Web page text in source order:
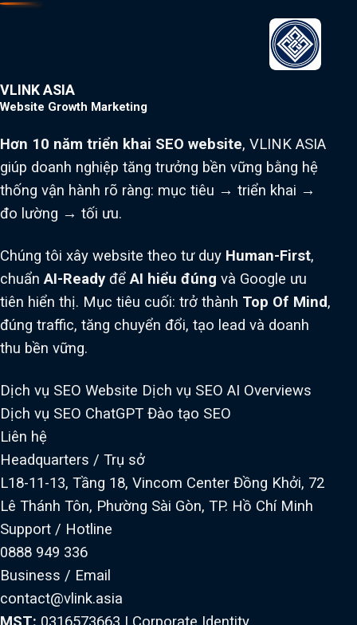
VLINK ASIA
Website Growth Marketing
Hơn 10 năm triển khai SEO website, VLINK ASIA
giúp doanh nghiệp tăng trưởng bền vững bằng hệ
thống vận hành rõ ràng: mục tiêu → triển khai →
đo lường → tối ưu.
Chúng tôi xây website theo tư duy Human-First,
chuẩnAI-Ready đểAI hiểu đúng và Google ưu
tiên hiển thị. Mục tiêu cuối: trở thành Top Of Mind,
đúng traffic, tăng chuyển đổi, tạo lead và doanh
thu bền vững.
Dịch vụ SEO Website Dịch vụ SEO AI Overviews
Dịch vụ SEO ChatGPT Đào tạo SEO
Liên hệ
Headquarters / Trụ sở
L18-11-13, Tầng 18, Vincom Center Đồng Khởi, 72
Lê Thánh Tôn, Phường Sài Gòn, TP. Hồ Chí Minh
Support / Hotline
0888 949 336
Business / Email
contact@vlink.asia